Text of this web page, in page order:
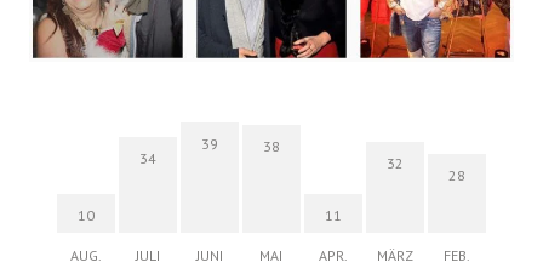
10
AUG.
34
JULI
39
JUNI
38
MAI
11
APR.
32
MÄRZ
28
FEB.